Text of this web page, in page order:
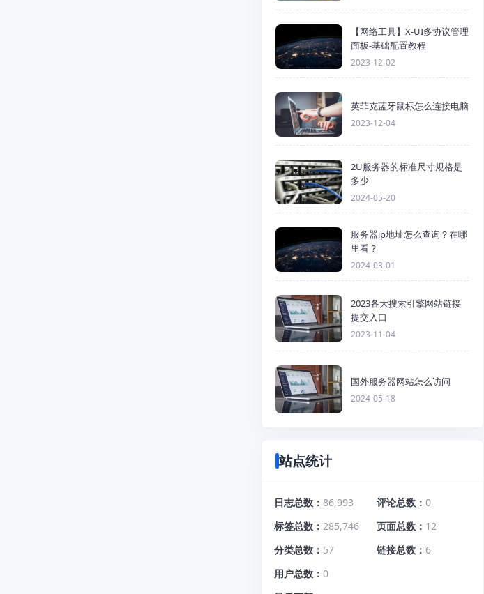
【网络工具】X-UI多协议管理
面板-基础配置教程
2023-12-02
英菲克蓝牙鼠标怎么连接电脑
2023-12-04
2U服务器的标准尺寸规格是
多少
2024-05-20
服务器ip地址怎么查询？在哪
里看？
2024-03-01
2023各大搜索引擎网站链接
提交入口
2023-11-04
国外服务器网站怎么访问
2024-05-18
站点统计
日志总数 86,993 评论总数
0
标签总数
285,746 页面总数
12
分类总数
57 链接总数
6
用户总数
0